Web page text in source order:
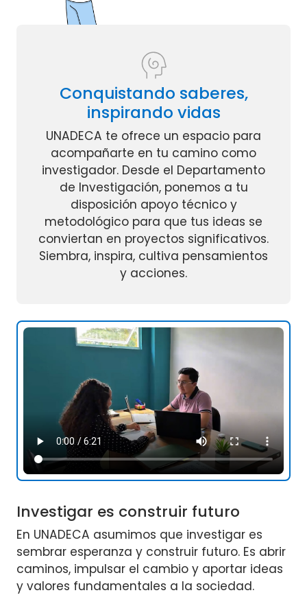
Conquistando saberes,
inspirando vidas
UNADECA te ofrece un espacio para
acompañarte en tu camino como
investigador. Desde el Departamento
de Investigación, ponemos a tu
disposición apoyo técnico y
metodológico para que tus ideas se
conviertan en proyectos significativos.
Siembra, inspira, cultiva pensamientos
y acciones.
Investigar es construir futuro
En UNADECA asumimos que investigar es
sembrar esperanza y construir futuro. Es abrir
caminos, impulsar el cambio y aportar ideas
y valores fundamentales a la sociedad.